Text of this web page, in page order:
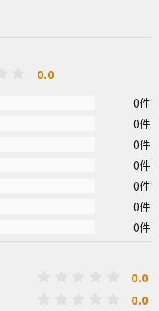
0.0
0件
0件
0件
0件
0件
0件
0件
0.0
0.0